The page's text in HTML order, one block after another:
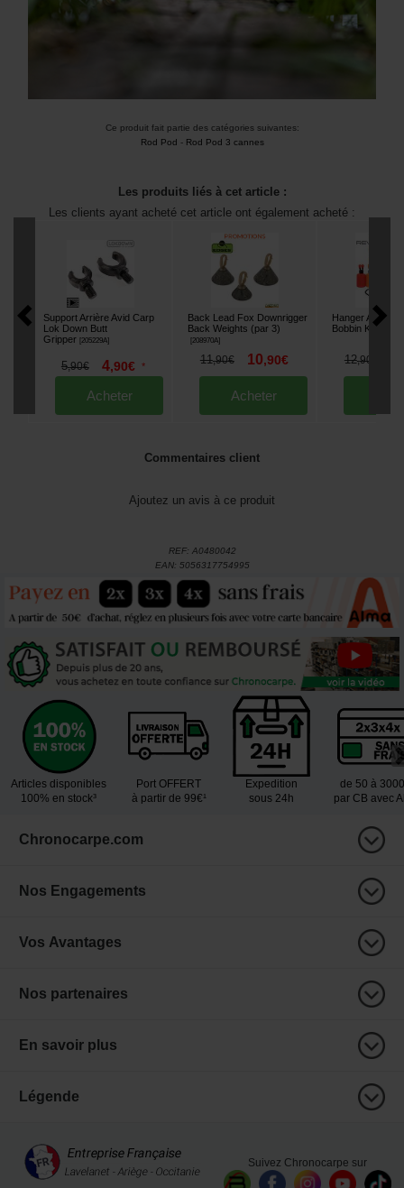
Ce produit fait partie des catégories suivantes:
Rod Pod - Rod Pod 3 cannes
Les produits liés à cet article :
Les clients ayant acheté cet article ont également acheté :
Support Arrière Avid Carp
Lok Down Butt
Gripper [205229A]
5,90€ 4,90€ *
Acheter
Back Lead Fox Downrigger
Back Weights (par 3)
[208970A]
11,90€ 10,90€
Acheter
Hanger Avid
Bobbin Kit
12,90
Commentaires client
Ajoutez un avis à ce produit
REF: A0480042
EAN: 5056317754995
Articles disponibles
100% en stock³
Port OFFERT
à partir de 99€¹
Expedition
sous 24h
de 50 à
par CB avec
Chronocarpe.com
Nos Engagements
Vos Avantages
Nos partenaires
En savoir plus
Légende
Suivez Chronocarpe sur